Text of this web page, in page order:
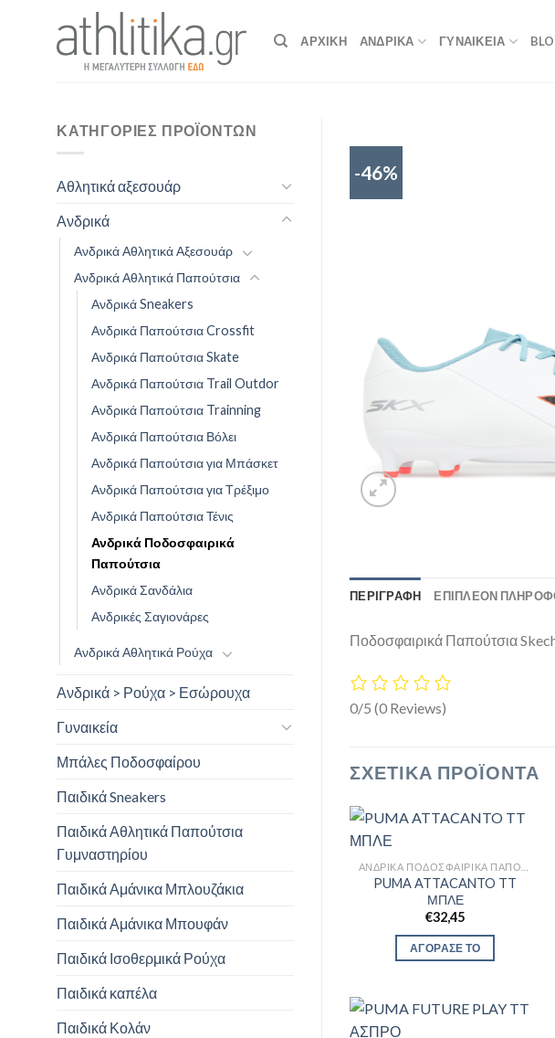
ΑΡΧΙΚΉ ΑΝΔΡΙΚΑ ΓΥΝΑΙΚΕΙΑ
ΚΑΤΗΓΟΡΊΕΣ ΠΡΟΪΌΝΤΩΝ
Αθλητικά αξεσουάρ
Ανδρικά
Ανδρικά Αθλητικά Αξεσουάρ
Ανδρικά Αθλητικά Παπούτσια
Ανδρικά Sneakers
Ανδρικά Παπούτσια Crossfit
Ανδρικά Παπούτσια Skate
Ανδρικά Παπούτσια Trail Outdor
Ανδρικά Παπούτσια Trainning
Ανδρικά Παπούτσια Βόλει
Ανδρικά Παπούτσια για Μπάσκετ
Ανδρικά Παπούτσια για Τρέξιμο
Ανδρικά Παπούτσια Τένις
Ανδρικά Ποδοσφαιρικά
Παπούτσια
Ανδρικά Σανδάλια
Ανδρικές Σαγιονάρες
Ανδρικά Αθλητικά Ρούχα
Ανδρικά > Ρούχα > Εσώρουχα
Γυναικεία
Μπάλες Ποδοσφαίρου
Παιδικά Sneakers
Παιδικά Αθλητικά Παπούτσια
Γυμναστηρίου
Παιδικά Αμάνικα Μπλουζάκια
Παιδικά Αμάνικα Μπουφάν
Παιδικά Ισοθερμικά Ρούχα
Παιδικά καπέλα
Παιδικά Κολάν
-46%
ΠΕΡΙΓΡΑΦΉ ΕΠΙΠΛΈΟΝ
Ποδοσφαιρικά Παπούτσια
0/5 (0 Reviews)
ΣΧΕΤΙΚΆ ΠΡΟΪΌΝΤΑ
PUMA ATTACANTO TT
ΜΠΛΕ
€32,45
ΑΓΟΡΑΣΕ ΤΟ